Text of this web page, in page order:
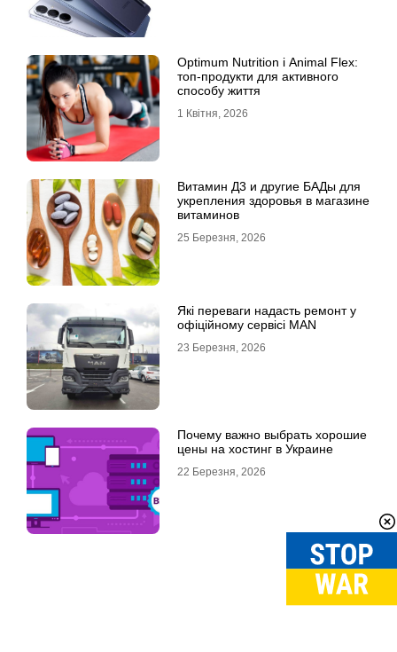
Optimum Nutrition і Animal Flex:
топ-продукти для активного
способу життя
1 Квітня, 2026
Витамин Д3 и другие БАДы для
укрепления здоровья в магазине
витаминов
25 Березня, 2026
Які переваги надасть ремонт у
офіційному сервісі MAN
23 Березня, 2026
Почему важно выбрать хорошие
цены на хостинг в Украине
22 Березня, 2026